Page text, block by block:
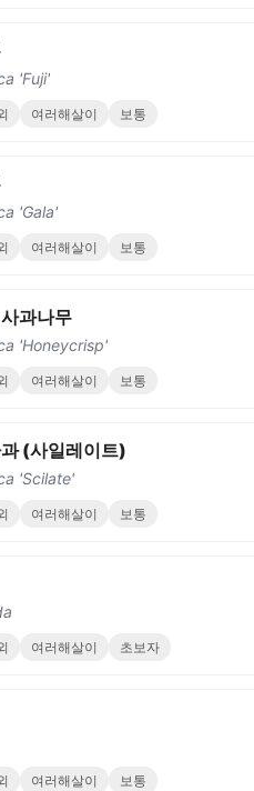
'Fuji'
여러해살이 보통
'Gala'
여러해살이 보통
과나무
'Honeycrisp'
여러해살이 보통
(사일레이트)
'Scilate'
여러해살이 보통
여러해살이 초보자
여러해살이 보통